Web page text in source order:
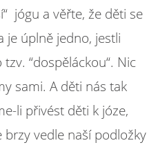
jógu a věřte, že děti se
je úplně jedno, jestli
“dospěláckou“. Nic
sami. A děti nás tak
li přivést děti k józe,
vedle naší podložky